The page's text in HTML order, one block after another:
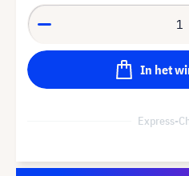
In het
Express-